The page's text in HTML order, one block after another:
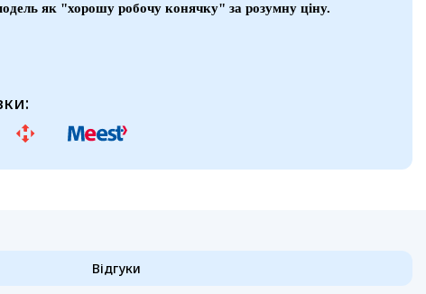
як "хорошу робочу конячку" за розумну ціну.
Відгуки